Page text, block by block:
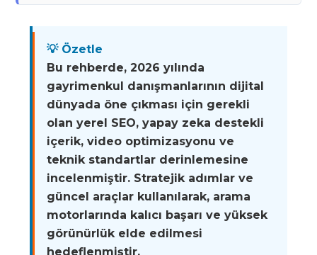
💡 Özetle
Bu rehberde, 2026 yılında
gayrimenkul danışmanlarının dijital
dünyada öne çıkması için gerekli
olan yerel SEO, yapay zeka destekli
içerik, video optimizasyonu ve
teknik standartlar derinlemesine
incelenmiştir. Stratejik adımlar ve
güncel araçlar kullanılarak, arama
motorlarında kalıcı başarı ve yüksek
görünürlük elde edilmesi
hedeflenmiştir.